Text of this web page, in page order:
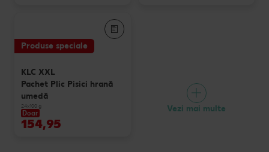
Produse speciale
KLC XXL
Pachet Plic Pisici hrană
umedă
24x100 g
Doar
154,95
Vezi mai multe